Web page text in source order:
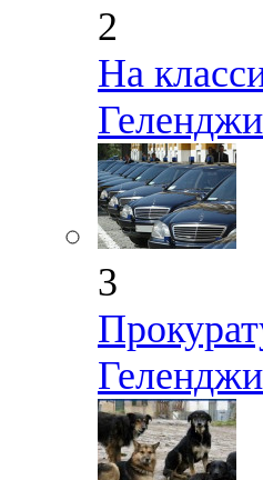
2
На
3